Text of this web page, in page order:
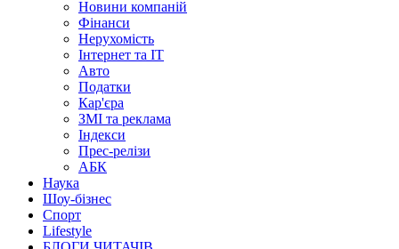
Новини компаній
Фінанси
Нерухомість
Інтернет та IT
Авто
Податки
Кар'єра
ЗМІ та реклама
Індекси
Прес-релізи
АБК
Наука
Шоу-бізнес
Спорт
Lifestyle